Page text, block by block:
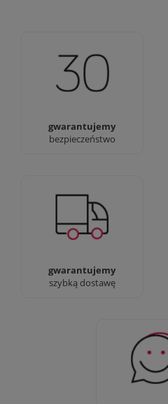
gwarantujemy
bezpieczeństwo
Jesteśmy firmą z 30-
gwarantujemy
szybką dostawę
90% dostaw następnego
dnia, bez dopłat!
Sprawdź
zadowolenia